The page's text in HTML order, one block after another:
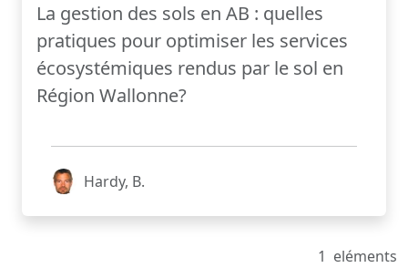
La gestion des sols en AB : quelles
pratiques pour optimiser les services
écosystémiques rendus par le sol en
Région Wallonne?
Hardy, B.
1 eléments